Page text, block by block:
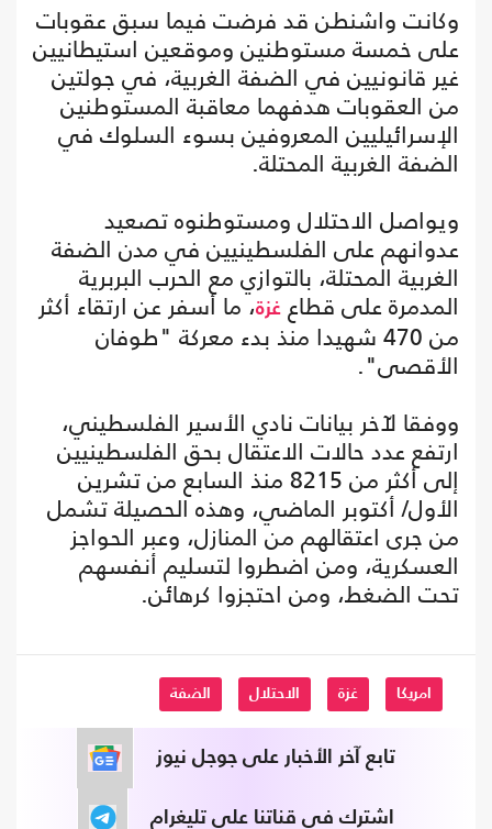
وكانت واشنطن قد فرضت فيما سبق عقوبات
على خمسة مستوطنين وموقعين استيطانيين
غير قانونيين في الضفة الغربية، في جولتين
من العقوبات هدفهما معاقبة المستوطنين
الإسرائيليين المعروفين بسوء السلوك في
الضفة الغربية المحتلة.
ويواصل الاحتلال ومستوطنوه تصعيد
عدوانهم على الفلسطينيين في مدن الضفة
الغربية المحتلة، بالتوازي مع الحرب البربرية
المدمرة على قطاع غزة، ما أسفر عن ارتقاء أكثر
من 470 شهيدا منذ بدء معركة "طوفان
الأقصى".
ووفقا لآخر بيانات نادي الأسير الفلسطيني،
ارتفع عدد حالات الاعتقال بحق الفلسطينيين
إلى أكثر من 8215 منذ السابع من تشرين
الأول/ أكتوبر الماضي، وهذه الحصيلة تشمل
من جرى اعتقالهم من المنازل، وعبر الحواجز
العسكرية، ومن اضطروا لتسليم أنفسهم
تحت الضغط، ومن احتجزوا كرهائن.
امريكا غزة الاحتلال الضفة
تابع آخر الأخبار على جوجل نيوز
اشترك في قناتنا على تليغرام